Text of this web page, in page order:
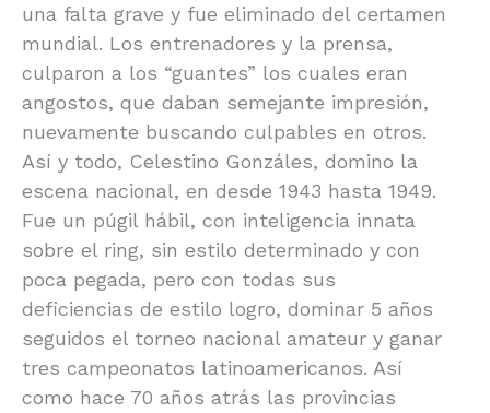
una falta grave y fue eliminado del certamen
mundial. Los entrenadores y la prensa,
culparon a los “guantes” los cuales eran
angostos, que daban semejante impresión,
nuevamente buscando culpables en otros.
Así y todo, Celestino Gonzáles, domino la
escena nacional, en desde 1943 hasta 1949.
Fue un púgil hábil, con inteligencia innata
sobre el ring, sin estilo determinado y con
poca pegada, pero con todas sus
deficiencias de estilo logro, dominar 5 años
seguidos el torneo nacional amateur y ganar
tres campeonatos latinoamericanos. Así
como hace 70 años atrás las provincias